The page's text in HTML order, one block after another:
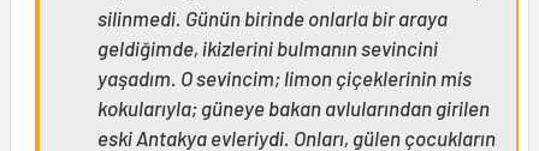
silinmedi. Günün birinde onlarla bir araya
geldiğimde, ikizlerini bulmanın sevincini
yaşadım. O sevincim; limon çiçeklerinin mis
kokularıyla; güneye bakan avlularından girilen
eski Antakya evleriydi. Onları, gülen çocukların